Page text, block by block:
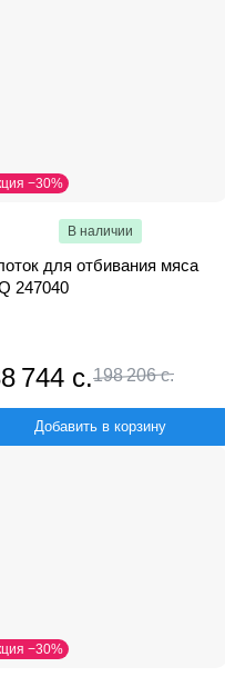
−30%
В наличии
для отбивания мяса
247040
744 с.198 206 с.
Добавить в корзину
−30%